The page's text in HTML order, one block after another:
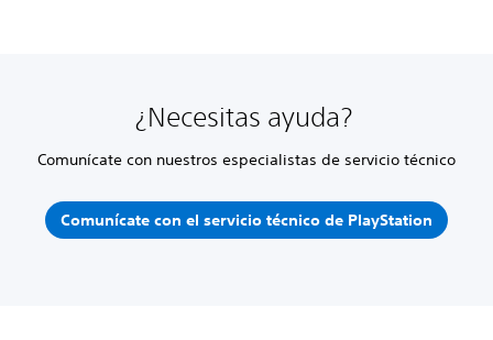
¿Necesitas ayuda?
Comunícate con nuestros especialistas de servicio técnico
Comunícate con el servicio técnico de PlayStation